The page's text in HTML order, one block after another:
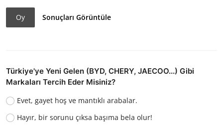
Oy Sonuçları Görüntüle
Türkiye'ye Yeni Gelen (BYD, CHERY, JAECOO...) Gibi
Markaları Tercih Eder Misiniz?
Evet, gayet hoş ve mantıklı arabalar.
Hayır, bir sorunu çıksa başıma bela olur!